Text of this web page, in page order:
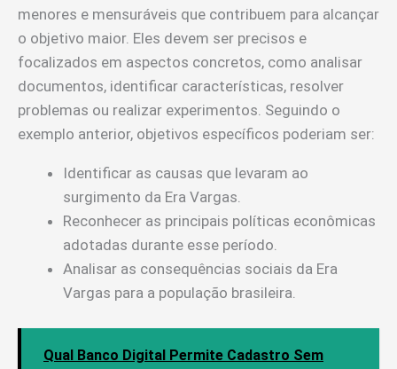
menores e mensuráveis que contribuem para alcançar
o objetivo maior. Eles devem ser precisos e
focalizados em aspectos concretos, como analisar
documentos, identificar características, resolver
problemas ou realizar experimentos. Seguindo o
exemplo anterior, objetivos específicos poderiam ser:
Identificar as causas que levaram ao
surgimento da Era Vargas.
Reconhecer as principais políticas econômicas
adotadas durante esse período.
Analisar as consequências sociais da Era
Vargas para a população brasileira.
Qual Banco Digital Permite Cadastro Sem